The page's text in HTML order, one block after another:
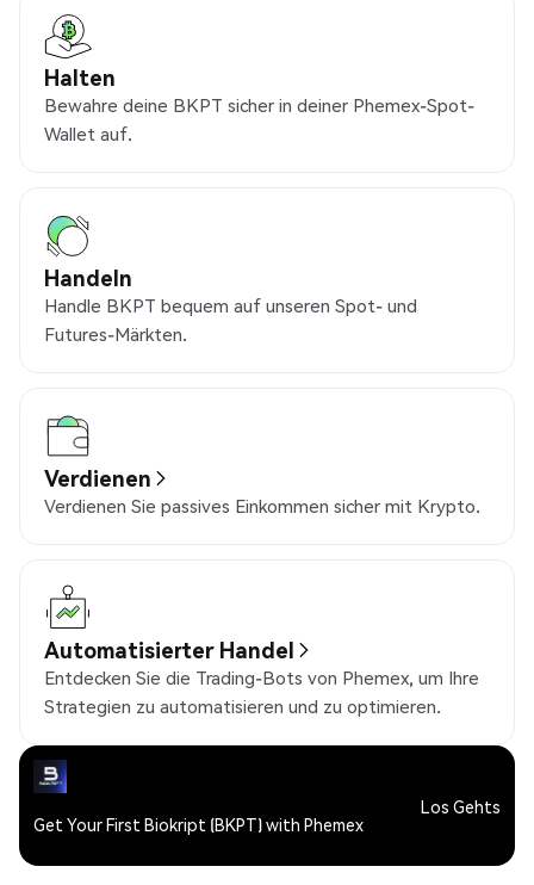
Halten
Bewahre deine BKPT sicher in deiner Phemex-Spot-
Wallet auf.
Handeln
Handle BKPT bequem auf unseren Spot- und
Futures-Märkten.
Verdienen
Verdienen Sie passives Einkommen sicher mit Krypto.
Automatisierter Handel
Entdecken Sie die Trading-Bots von Phemex, um Ihre
Strategien zu automatisieren und zu optimieren.
Get Your First Biokript (BKPT) with Phemex
Los Gehts